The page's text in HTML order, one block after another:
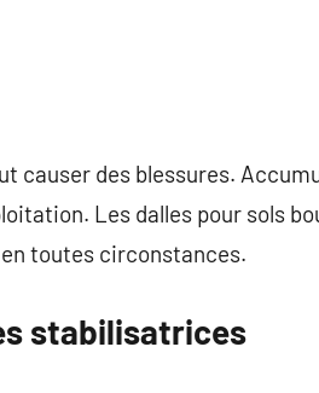
causer des blessures.
Les dalles pour sols
toutes circonstances.
stabilisatrices